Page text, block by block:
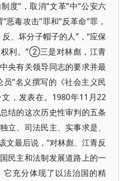
度”，取消“文革”中“公安六
恶毒攻击”罪和“反革命”罪，
、坏分子帽子的人”，“应保
利。”②三是对林彪，江青
央有关领导同志的要求并最
员”名义撰写的《社会主义民
，发表在。1980年11月22
结的这次历史性审判的五条
立、司法民主、实事求是、
文最后说，“对林彪、江青反
民主和法制发展道路上的一
充分体现了以法治国的精